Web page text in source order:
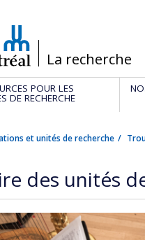
/La recherche
POUR LES
DE RECHERCHE
et unités de recherche
des unités